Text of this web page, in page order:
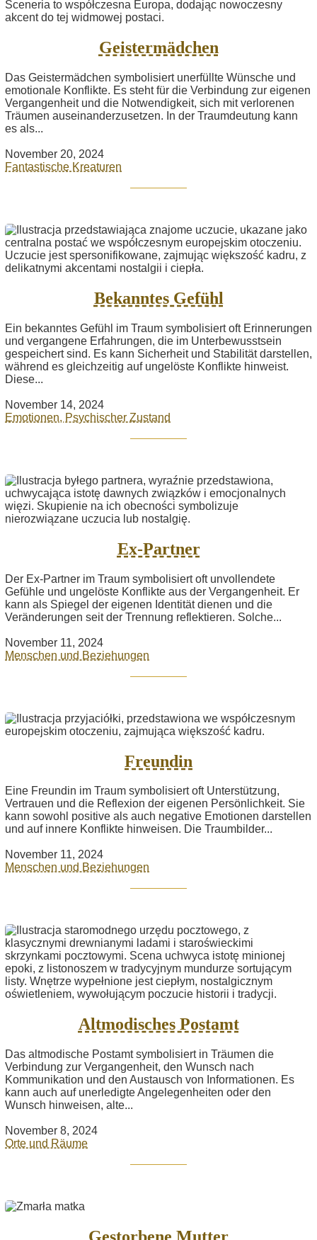
Geistermädchen
Das Geistermädchen symbolisiert unerfüllte Wünsche und
emotionale Konflikte. Es steht für die Verbindung zur eigenen
Vergangenheit und die Notwendigkeit, sich mit verlorenen
Träumen auseinanderzusetzen. In der Traumdeutung kann
es als...
November 20, 2024
Fantastische Kreaturen
Bekanntes Gefühl
Ein bekanntes Gefühl im Traum symbolisiert oft Erinnerungen
und vergangene Erfahrungen, die im Unterbewusstsein
gespeichert sind. Es kann Sicherheit und Stabilität darstellen,
während es gleichzeitig auf ungelöste Konflikte hinweist.
Diese...
November 14, 2024
Emotionen, Psychischer Zustand
Ex-Partner
Der Ex-Partner im Traum symbolisiert oft unvollendete
Gefühle und ungelöste Konflikte aus der Vergangenheit. Er
kann als Spiegel der eigenen Identität dienen und die
Veränderungen seit der Trennung reflektieren. Solche...
November 11, 2024
Menschen und Beziehungen
Freundin
Eine Freundin im Traum symbolisiert oft Unterstützung,
Vertrauen und die Reflexion der eigenen Persönlichkeit. Sie
kann sowohl positive als auch negative Emotionen darstellen
und auf innere Konflikte hinweisen. Die Traumbilder...
November 11, 2024
Menschen und Beziehungen
Altmodisches Postamt
Das altmodische Postamt symbolisiert in Träumen die
Verbindung zur Vergangenheit, den Wunsch nach
Kommunikation und den Austausch von Informationen. Es
kann auch auf unerledigte Angelegenheiten oder den
Wunsch hinweisen, alte...
November 8, 2024
Orte und Räume